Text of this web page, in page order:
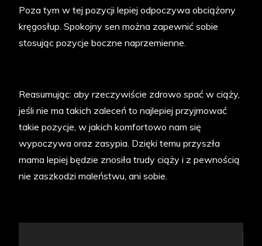
Poza tym w tej pozycji lepiej odpoczywa obciążony
kręgosłup. Spokojny sen można zapewnić sobie
stosując pozycje boczne naprzemienne.
Reasumując: aby rzeczywiście zdrowo spać w ciąży,
jeśli nie ma takich zaleceń to najlepiej przyjmować
takie pozycje, w jakich komfortowo nam się
wypoczywa oraz zasypia. Dzięki temu przyszła
mama lepiej będzie znosiła trudy ciąży i z pewnością
nie zaszkodzi maleństwu, ani sobie.